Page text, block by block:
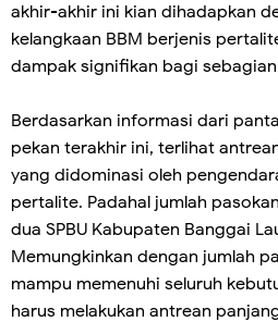
akhir-akhir ini kian dihadapkan
kelangkaan BBM berjenis
dampak signifikan bagi
Berdasarkan informasi dari
pekan terakhir ini, terlihat
yang didominasi oleh
pertalite. Padahal jumlah
dua SPBU Kabupaten Banggai
Memungkinkan dengan jumlah
mampu memenuhi seluruh
harus melakukan antrean